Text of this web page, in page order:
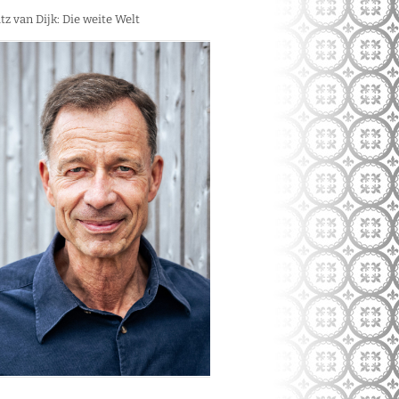
van Dijk: Die weite Welt